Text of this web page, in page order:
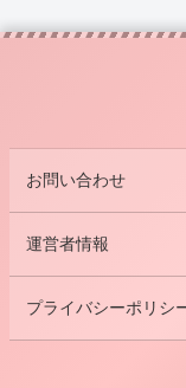
お問い合わせ
運営者情報
プライバシーポリシ